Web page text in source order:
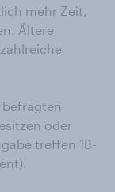
mehr Zeit,
Ältere
befragten
oder
treffen 18-